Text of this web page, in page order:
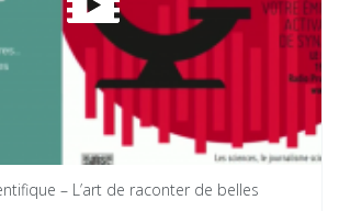
– L’art de raconter de belles